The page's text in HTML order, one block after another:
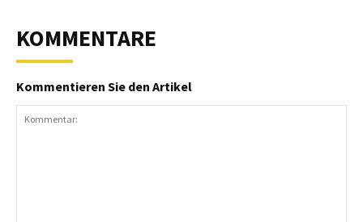
KOMMENTARE
Kommentieren Sie den Artikel